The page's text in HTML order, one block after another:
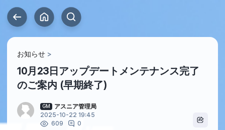
お知らせ
10月23日アップデートメンテナンス完了
のご案内 (早期終了)
GM
アスニア管理局
2025-10-22 19:45
609
0